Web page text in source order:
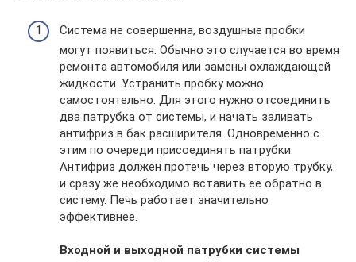
Система не совершенна, воздушные пробки
могут появиться. Обычно это случается во время
ремонта автомобиля или замены охлаждающей
жидкости. Устранить пробку можно
самостоятельно. Для этого нужно отсоединить
два патрубка от системы, и начать заливать
антифриз в бак расширителя. Одновременно с
этим по очереди присоединять патрубки.
Антифриз должен протечь через вторую трубку,
и сразу же необходимо вставить ее обратно в
систему. Печь работает значительно
эффективнее.
Входной и выходной патрубки системы